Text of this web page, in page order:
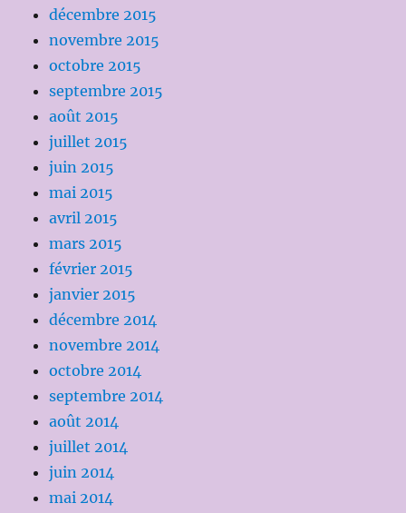
décembre 2015
novembre 2015
octobre 2015
septembre 2015
août 2015
juillet 2015
juin 2015
mai 2015
avril 2015
mars 2015
février 2015
janvier 2015
décembre 2014
novembre 2014
octobre 2014
septembre 2014
août 2014
juillet 2014
juin 2014
mai 2014